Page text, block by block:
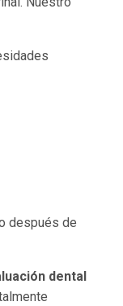
después de
dental